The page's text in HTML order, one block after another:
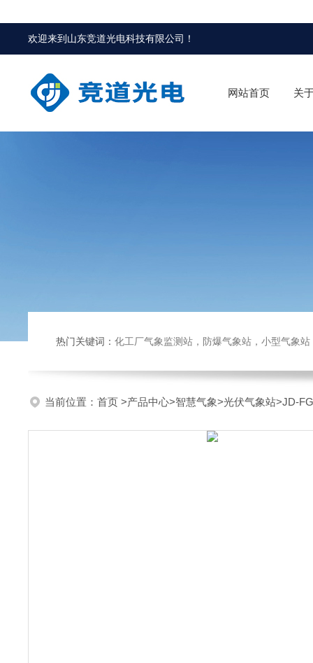
欢迎来到 山东竞道光电科技有限公司 ！
网站首页 关
热门关键词： 化工厂气象监测站，防爆气象站，小型气象站，化
当前位置： 首页 >产品中心>智慧气象>光伏气象站>JD-